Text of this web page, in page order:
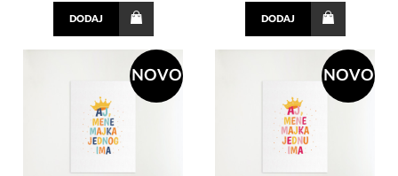
DODAJ DODAJ
NOVO NOVO